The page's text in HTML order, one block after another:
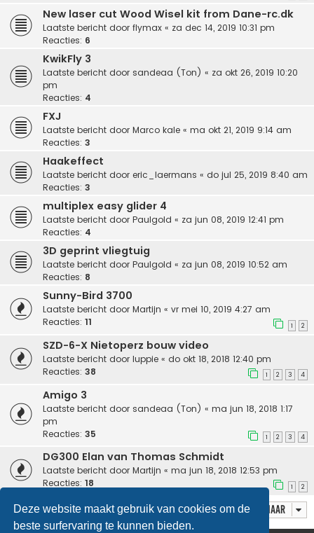
Deze website maakt gebruik van cookies om de
beste surfervaring te kunnen bieden.
New laser cut Wood Wisel kit from Dane-rc.dk
Laatste bericht door flymax « za dec 14, 2019 10:31 pm
Reacties: 6
KwikFly 3
Laatste bericht door sandeaa (Ton) « za okt 26, 2019 10:20
pm
Reacties: 4
FXJ
Laatste bericht door Marco kale « ma okt 21, 2019 9:14 am
Reacties: 3
Haakeffect
Laatste bericht door eric_laermans « do jul 25, 2019 8:40 am
Reacties: 3
multiplex easy glider 4
Laatste bericht door Paulgold « za jun 08, 2019 12:41 pm
Reacties: 4
3D geprint vliegtuig
Laatste bericht door Paulgold « za jun 08, 2019 10:52 am
Reacties: 8
Sunny-Bird 3700
Laatste bericht door Martijn « vr mei 10, 2019 4:27 am
Reacties: 11 1 2
SZD-6-X Nietoperz bouw video
Laatste bericht door luppie « do okt 18, 2018 12:40 pm
Reacties: 38 1 2 3 4
Amigo 3
Laatste bericht door sandeaa (Ton) « ma jun 18, 2018 1:17
pm
Reacties: 35 1 2 3 4
DG300 Elan van Thomas Schmidt
Laatste bericht door Martijn « ma jun 18, 2018 12:53 pm
Reacties: 18 1 2
Ga naar